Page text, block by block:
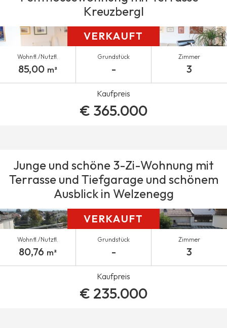
Kreuzbergl
VERKAUFT
Wohnfl./Nutzfl.
85,00 m²
Grundstück
-
Zimmer
3
Kaufpreis
€ 365.000
Junge und schöne 3-Zi-Wohnung mit
Terrasse und Tiefgarage und schönem
Ausblick in Welzenegg
VERKAUFT
Wohnfl./Nutzfl.
80,76 m²
Grundstück
-
Zimmer
3
Kaufpreis
€ 235.000